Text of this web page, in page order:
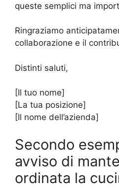
queste semplici ma
Ringraziamo
collaborazione e il
Distinti saluti,
[Il tuo nome]
[La tua posizione]
[Il nome dell’azienda]
Secondo
avviso di
ordinata la